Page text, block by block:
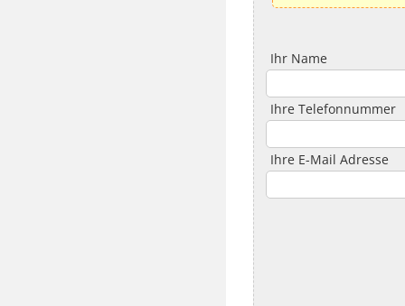
Ihr Name
Ihre Telefonnummer
Ihre E-Mail Adresse